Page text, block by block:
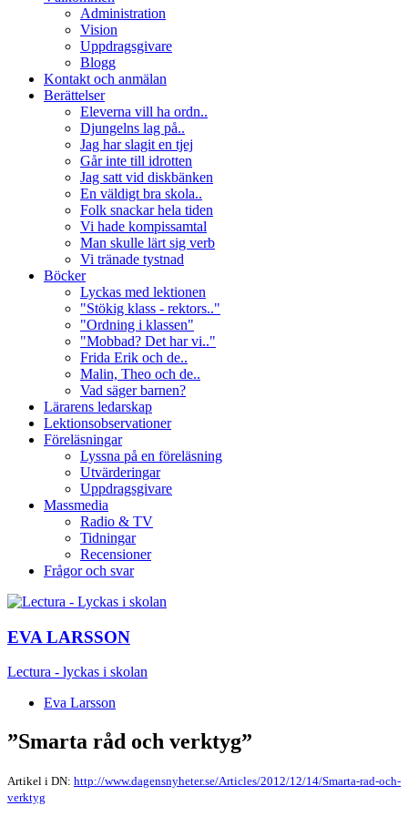
Administration
Vision
Uppdragsgivare
Blogg
Kontakt och anmälan
Berättelser
Eleverna vill ha ordn..
Djungelns lag på..
Jag har slagit en tjej
Går inte till idrotten
Jag satt vid diskbänken
En väldigt bra skola..
Folk snackar hela tiden
Vi hade kompissamtal
Man skulle lärt sig verb
Vi tränade tystnad
Böcker
Lyckas med lektionen
"Stökig klass - rektors.."
"Ordning i klassen"
"Mobbad? Det har vi.."
Frida Erik och de..
Malin, Theo och de..
Vad säger barnen?
Lärarens ledarskap
Lektionsobservationer
Föreläsningar
Lyssna på en föreläsning
Utvärderingar
Uppdragsgivare
Massmedia
Radio & TV
Tidningar
Recensioner
Frågor och svar
EVA LARSSON
Lectura - lyckas i skolan
Eva Larsson
”Smarta råd och verktyg”
Artikel i DN: http://www.dagensnyheter.se/Articles/2012/12/14/Smarta-rad-och-
verktyg